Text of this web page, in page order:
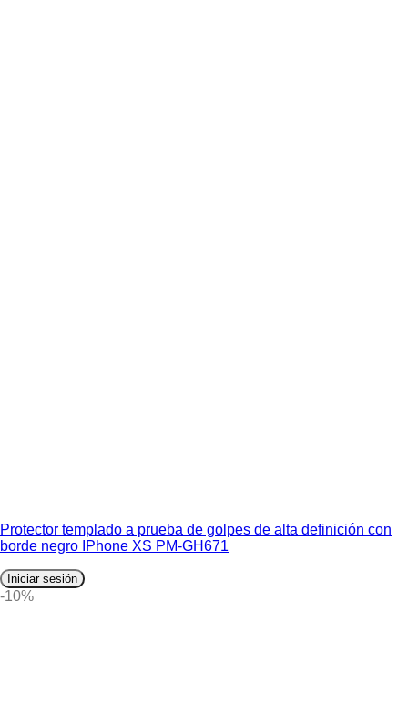
Protector templado a prueba de golpes de alta definición con
borde negro IPhone XS PM-GH671
Iniciar sesión
-10%